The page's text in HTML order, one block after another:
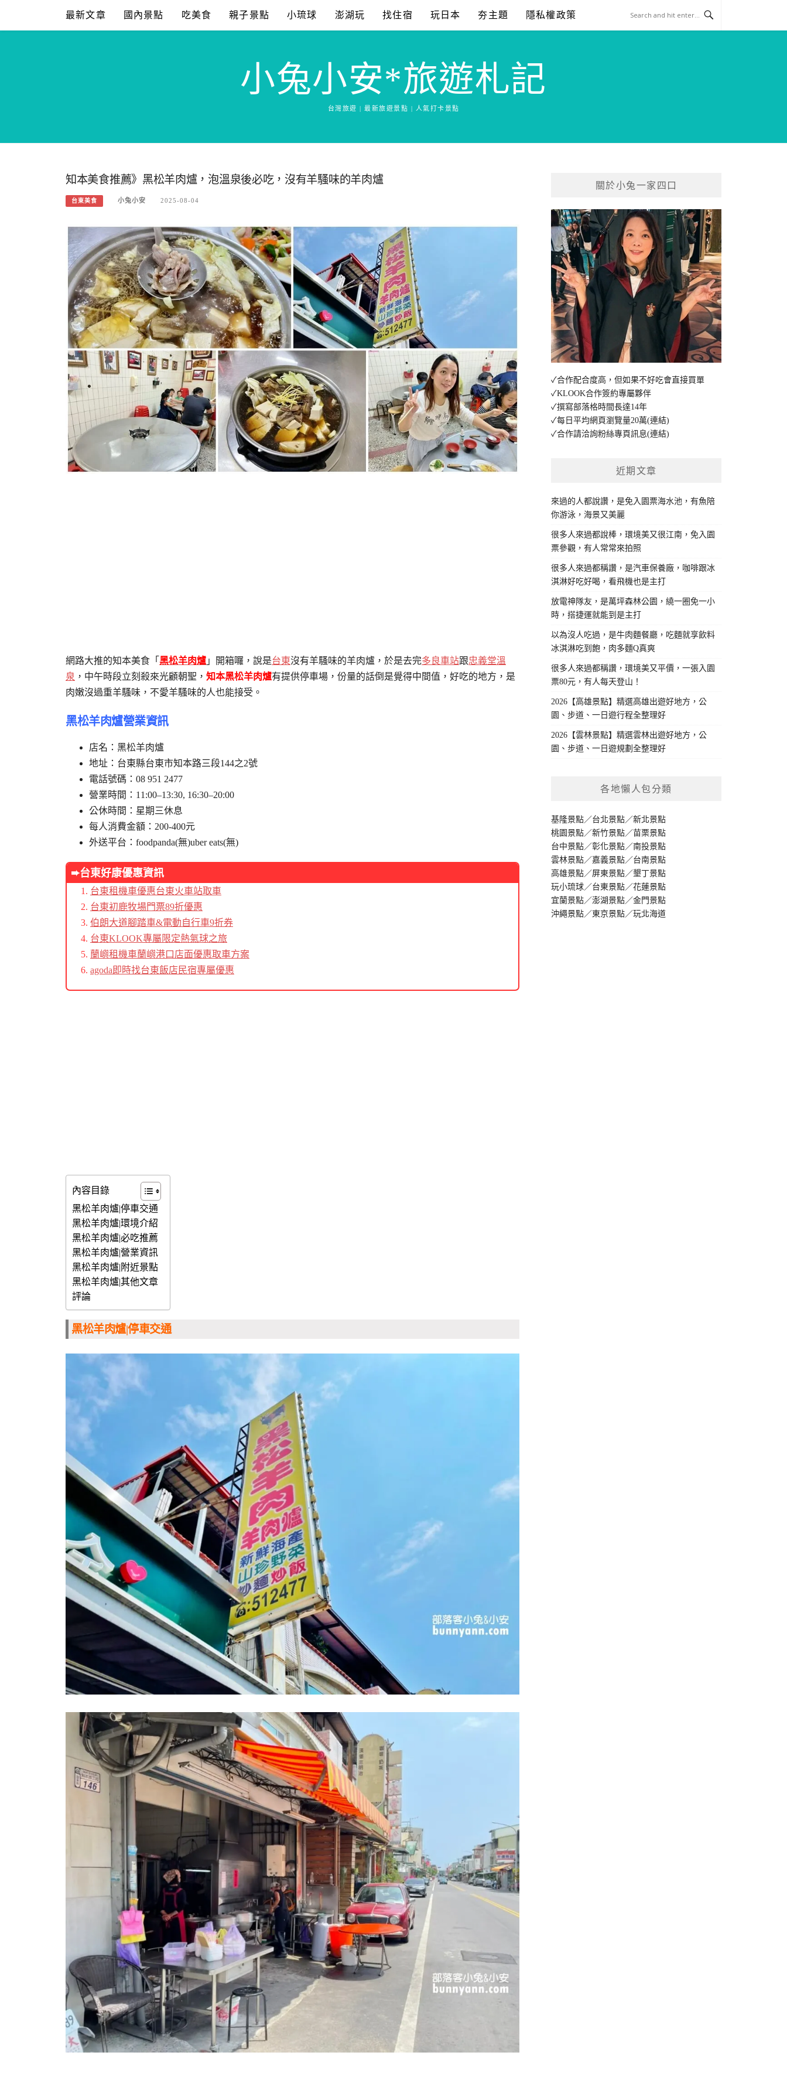
content
最新文章 國內景點 吃美食 親子景點 小琉球 澎湖玩 找住宿 玩日本 夯主題 隱私權政策
小兔小安*旅遊札記
台灣旅遊 | 最新旅遊景點 | 人氣打卡景點
知本美食推薦》黑松羊肉爐，泡溫泉後必吃，沒有羊騷味的羊肉爐
台東美食 小兔小安 2025-08-04
網路大推的知本美食「 黑松羊肉爐 」開箱囉，說是台東沒有羊騷味的羊肉爐，於是去完多良車站跟忠義堂溫
泉 ，中午時段立刻殺來光顧朝聖， 知本黑松羊肉爐有提供停車場，份量的話倒是覺得中間值，好吃的地方，是
肉嫩沒過重羊騷味，不愛羊騷味的人也能接受。
黑松羊肉爐營業資訊
店名：黑松羊肉爐
地址：台東縣台東市知本路三段144之2號
電話號碼：08 951 2477
營業時間：11:00–13:30, 16:30–20:00
公休時間：星期三休息
每人消費金額：200-400元
外送平台：foodpanda(無)uber eats(無)
➨台東好康優惠資訊
台東租機車優惠台東火車站取車
台東初鹿牧場門票89折優惠
伯朗大道腳踏車&電動自行車9折券
台東KLOOK專屬限定熱氣球之旅
蘭嶼租機車蘭嶼港口店面優惠取車方案
agoda即時找台東飯店民宿專屬優惠
內容目錄
黑松羊肉爐|停車交通
黑松羊肉爐|環境介紹
黑松羊肉爐|必吃推薦
黑松羊肉爐|營業資訊
黑松羊肉爐|附近景點
黑松羊肉爐|其他文章
評論
黑松羊肉爐|停車交通
關於小兔一家四口
✓合作配合度高，但如果不好吃會直接買單
✓KLOOK合作簽約專屬夥伴
✓撰寫部落格時間長達14年
✓每日平均網頁瀏覽量20萬(連結)
✓合作請洽詢粉絲專頁訊息(連結)
近期文章
來過的人都說讚，是免入園票海水池，有魚陪
你游泳，海景又美麗
很多人來過都說棒，環境美又很江南，免入園
票參觀，有人常常來拍照
很多人來過都稱讚，是汽車保養廠，咖啡跟冰
淇淋好吃好喝，看飛機也是主打
放電神隊友，是萬坪森林公園，繞一圈免一小
時，搭捷運就能到是主打
以為沒人吃過，是牛肉麵餐廳，吃麵就享飲料
冰淇淋吃到飽，肉多麵Q真爽
很多人來過都稱讚，環境美又平價，一張入園
票80元，有人每天登山！
2026【高雄景點】精選高雄出遊好地方，公
園、步道、一日遊行程全整理好
2026【雲林景點】精選雲林出遊好地方，公
園、步道、一日遊規劃全整理好
各地懶人包分類
基隆景點／台北景點／新北景點
桃園景點／新竹景點／苗栗景點
台中景點／彰化景點／南投景點
雲林景點／嘉義景點／台南景點
高雄景點／屏東景點／墾丁景點
玩小琉球／台東景點／花蓮景點
宜蘭景點／澎湖景點／金門景點
沖繩景點／東京景點／玩北海道